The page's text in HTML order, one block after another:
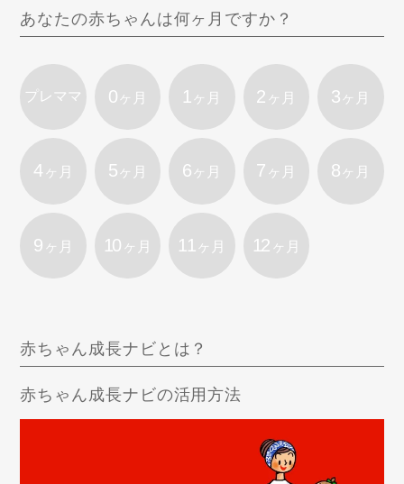
あなたの赤ちゃんは何ヶ月ですか？
プレママ 0 ヶ月 1 ヶ月 2 ヶ月 3 ヶ月
4 ヶ月 5 ヶ月 6 ヶ月 7 ヶ月 8 ヶ月
9 ヶ月 10 ヶ月 11 ヶ月 12 ヶ月
赤ちゃん成長ナビとは？
赤ちゃん成長ナビの活用方法